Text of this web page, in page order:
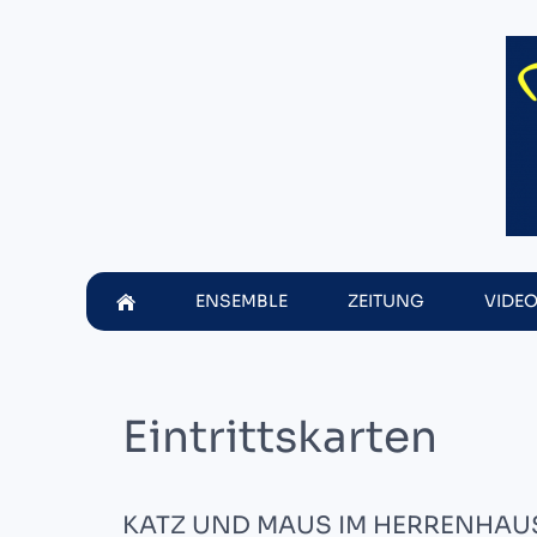
ENSEMBLE ZEITUNG VIDEO
Eintrittskarten
KATZ UND MAUS IM